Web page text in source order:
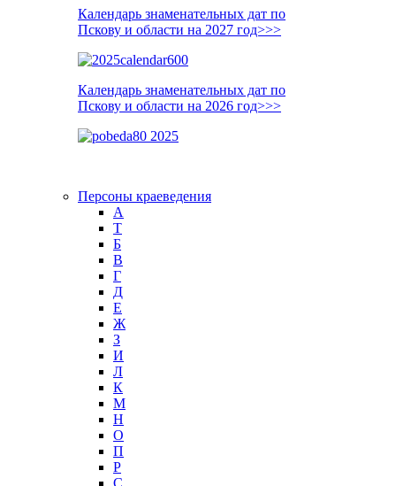
Календарь знаменательных дат по
Пскову и области на 2027 год>>>
Календарь знаменательных дат по
Пскову и области на 2026 год>>>
Персоны краеведения
А
T
Б
В
Г
Д
Е
Ж
З
И
Л
К
М
Н
О
П
Р
С